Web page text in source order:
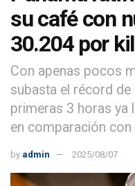
su café con
30.204 por
Con apenas pocos
subasta el récord
primeras 3 horas ya
en comparación con
by admin 2025/08/07